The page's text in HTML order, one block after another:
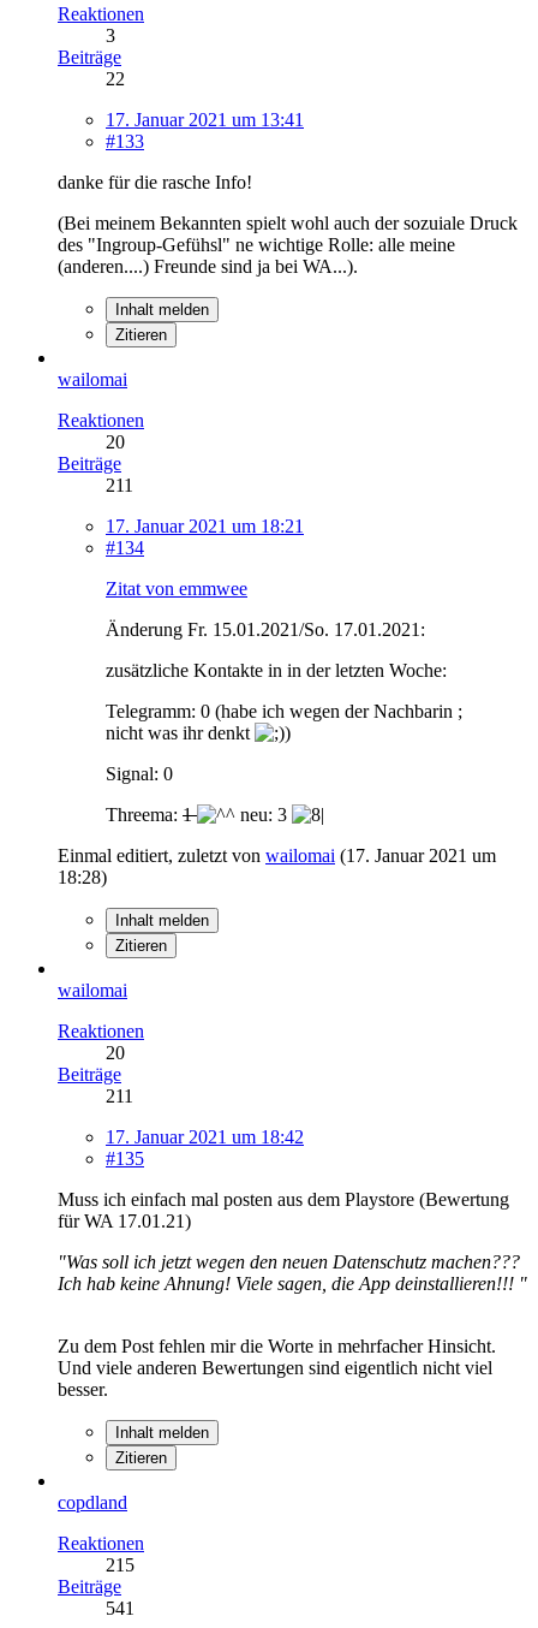
Reaktionen
3
Beiträge
22
17. Januar 2021 um 13:41
#133
danke für die rasche Info!
(Bei meinem Bekannten spielt wohl auch der sozuiale Druck
des "Ingroup-Gefühsl" ne wichtige Rolle: alle meine
(anderen....) Freunde sind ja bei WA...).
Inhalt melden
Zitieren
wailomai
Reaktionen
20
Beiträge
211
17. Januar 2021 um 18:21
#134
Zitat von emmwee
Änderung Fr. 15.01.2021/So. 17.01.2021:
zusätzliche Kontakte in in der letzten Woche:
Telegramm: 0 (habe ich wegen der Nachbarin ;
nicht was ihr denkt
)
Signal: 0
Threema: 1
neu: 3
Einmal editiert, zuletzt von wailomai (17. Januar 2021 um
18:28)
Inhalt melden
Zitieren
wailomai
Reaktionen
20
Beiträge
211
17. Januar 2021 um 18:42
#135
Muss ich einfach mal posten aus dem Playstore (Bewertung
für WA 17.01.21)
"Was soll ich jetzt wegen den neuen Datenschutz machen???
Ich hab keine Ahnung! Viele sagen, die App deinstallieren!!! "
Zu dem Post fehlen mir die Worte in mehrfacher Hinsicht.
Und viele anderen Bewertungen sind eigentlich nicht viel
besser.
Inhalt melden
Zitieren
copdland
Reaktionen
215
Beiträge
541